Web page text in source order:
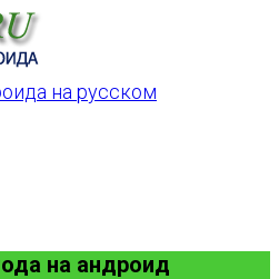
на андроид